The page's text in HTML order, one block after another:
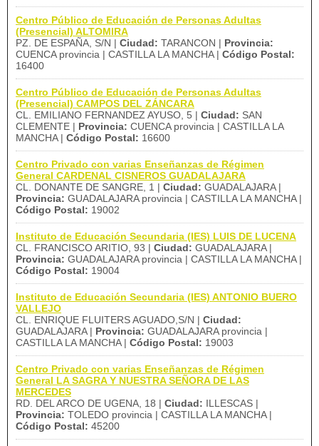
Centro Público de Educación de Personas Adultas
(Presencial) ALTOMIRA
PZ. DE ESPAÑA, S/N | Ciudad: TARANCON | Provincia:
CUENCA provincia | CASTILLA LA MANCHA | Código Postal:
16400
Centro Público de Educación de Personas Adultas
(Presencial) CAMPOS DEL ZÁNCARA
CL. EMILIANO FERNANDEZ AYUSO, 5 | Ciudad: SAN
CLEMENTE | Provincia: CUENCA provincia | CASTILLA LA
MANCHA | Código Postal: 16600
Centro Privado con varias Enseñanzas de Régimen
General CARDENAL CISNEROS GUADALAJARA
CL. DONANTE DE SANGRE, 1 | Ciudad: GUADALAJARA |
Provincia: GUADALAJARA provincia | CASTILLA LA MANCHA |
Código Postal: 19002
Instituto de Educación Secundaria (IES) LUIS DE LUCENA
CL. FRANCISCO ARITIO, 93 | Ciudad: GUADALAJARA |
Provincia: GUADALAJARA provincia | CASTILLA LA MANCHA |
Código Postal: 19004
Instituto de Educación Secundaria (IES) ANTONIO BUERO
VALLEJO
CL. ENRIQUE FLUITERS AGUADO,S/N | Ciudad:
GUADALAJARA | Provincia: GUADALAJARA provincia |
CASTILLA LA MANCHA | Código Postal: 19003
Centro Privado con varias Enseñanzas de Régimen
General LA SAGRA Y NUESTRA SEÑORA DE LAS
MERCEDES
RD. DEL ARCO DE UGENA, 18 | Ciudad: ILLESCAS |
Provincia: TOLEDO provincia | CASTILLA LA MANCHA |
Código Postal: 45200